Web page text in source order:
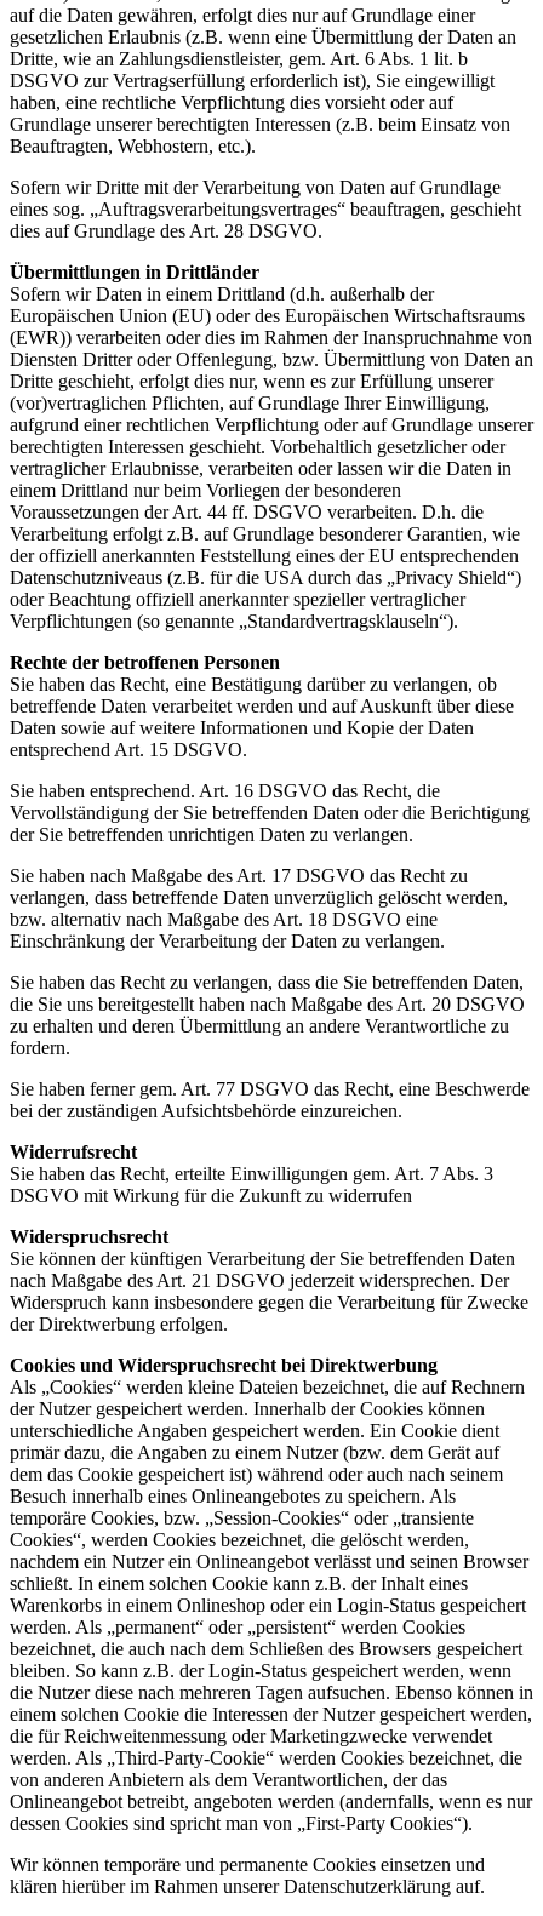
auf die Daten gewähren, erfolgt dies nur auf Grundlage einer
gesetzlichen Erlaubnis (z.B. wenn eine Übermittlung der Daten an
Dritte, wie an Zahlungsdienstleister, gem. Art. 6 Abs. 1 lit. b
DSGVO zur Vertragserfüllung erforderlich ist), Sie eingewilligt
haben, eine rechtliche Verpflichtung dies vorsieht oder auf
Grundlage unserer berechtigten Interessen (z.B. beim Einsatz von
Beauftragten, Webhostern, etc.).
Sofern wir Dritte mit der Verarbeitung von Daten auf Grundlage
eines sog. „Auftragsverarbeitungsvertrages“ beauftragen, geschieht
dies auf Grundlage des Art. 28 DSGVO.
Übermittlungen in Drittländer
Sofern wir Daten in einem Drittland (d.h. außerhalb der
Europäischen Union (EU) oder des Europäischen Wirtschaftsraums
(EWR)) verarbeiten oder dies im Rahmen der Inanspruchnahme von
Diensten Dritter oder Offenlegung, bzw. Übermittlung von Daten an
Dritte geschieht, erfolgt dies nur, wenn es zur Erfüllung unserer
(vor)vertraglichen Pflichten, auf Grundlage Ihrer Einwilligung,
aufgrund einer rechtlichen Verpflichtung oder auf Grundlage unserer
berechtigten Interessen geschieht. Vorbehaltlich gesetzlicher oder
vertraglicher Erlaubnisse, verarbeiten oder lassen wir die Daten in
einem Drittland nur beim Vorliegen der besonderen
Voraussetzungen der Art. 44 ff. DSGVO verarbeiten. D.h. die
Verarbeitung erfolgt z.B. auf Grundlage besonderer Garantien, wie
der offiziell anerkannten Feststellung eines der EU entsprechenden
Datenschutzniveaus (z.B. für die USA durch das „Privacy Shield“)
oder Beachtung offiziell anerkannter spezieller vertraglicher
Verpflichtungen (so genannte „Standardvertragsklauseln“).
Rechte der betroffenen Personen
Sie haben das Recht, eine Bestätigung darüber zu verlangen, ob
betreffende Daten verarbeitet werden und auf Auskunft über diese
Daten sowie auf weitere Informationen und Kopie der Daten
entsprechend Art. 15 DSGVO.
Sie haben entsprechend. Art. 16 DSGVO das Recht, die
Vervollständigung der Sie betreffenden Daten oder die Berichtigung
der Sie betreffenden unrichtigen Daten zu verlangen.
Sie haben nach Maßgabe des Art. 17 DSGVO das Recht zu
verlangen, dass betreffende Daten unverzüglich gelöscht werden,
bzw. alternativ nach Maßgabe des Art. 18 DSGVO eine
Einschränkung der Verarbeitung der Daten zu verlangen.
Sie haben das Recht zu verlangen, dass die Sie betreffenden Daten,
die Sie uns bereitgestellt haben nach Maßgabe des Art. 20 DSGVO
zu erhalten und deren Übermittlung an andere Verantwortliche zu
fordern.
Sie haben ferner gem. Art. 77 DSGVO das Recht, eine Beschwerde
bei der zuständigen Aufsichtsbehörde einzureichen.
Widerrufsrecht
Sie haben das Recht, erteilte Einwilligungen gem. Art. 7 Abs. 3
DSGVO mit Wirkung für die Zukunft zu widerrufen
Widerspruchsrecht
Sie können der künftigen Verarbeitung der Sie betreffenden Daten
nach Maßgabe des Art. 21 DSGVO jederzeit widersprechen. Der
Widerspruch kann insbesondere gegen die Verarbeitung für Zwecke
der Direktwerbung erfolgen.
Cookies und Widerspruchsrecht bei Direktwerbung
Als „Cookies“ werden kleine Dateien bezeichnet, die auf Rechnern
der Nutzer gespeichert werden. Innerhalb der Cookies können
unterschiedliche Angaben gespeichert werden. Ein Cookie dient
primär dazu, die Angaben zu einem Nutzer (bzw. dem Gerät auf
dem das Cookie gespeichert ist) während oder auch nach seinem
Besuch innerhalb eines Onlineangebotes zu speichern. Als
temporäre Cookies, bzw. „Session-Cookies“ oder „transiente
Cookies“, werden Cookies bezeichnet, die gelöscht werden,
nachdem ein Nutzer ein Onlineangebot verlässt und seinen Browser
schließt. In einem solchen Cookie kann z.B. der Inhalt eines
Warenkorbs in einem Onlineshop oder ein Login-Status gespeichert
werden. Als „permanent“ oder „persistent“ werden Cookies
bezeichnet, die auch nach dem Schließen des Browsers gespeichert
bleiben. So kann z.B. der Login-Status gespeichert werden, wenn
die Nutzer diese nach mehreren Tagen aufsuchen. Ebenso können in
einem solchen Cookie die Interessen der Nutzer gespeichert werden,
die für Reichweitenmessung oder Marketingzwecke verwendet
werden. Als „Third-Party-Cookie“ werden Cookies bezeichnet, die
von anderen Anbietern als dem Verantwortlichen, der das
Onlineangebot betreibt, angeboten werden (andernfalls, wenn es nur
dessen Cookies sind spricht man von „First-Party Cookies“).
Wir können temporäre und permanente Cookies einsetzen und
klären hierüber im Rahmen unserer Datenschutzerklärung auf.